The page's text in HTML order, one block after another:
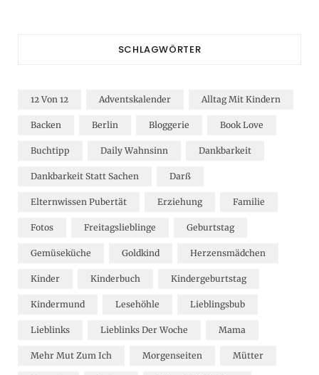
SCHLAGWÖRTER
12 Von 12 Adventskalender Alltag Mit Kindern
Backen Berlin Bloggerie Book Love
Buchtipp Daily Wahnsinn Dankbarkeit
Dankbarkeit Statt Sachen Darß
Elternwissen Pubertät Erziehung Familie
Fotos Freitagslieblinge Geburtstag
Gemüseküche Goldkind Herzensmädchen
Kinder Kinderbuch Kindergeburtstag
Kindermund Lesehöhle Lieblingsbub
Lieblinks Lieblinks Der Woche Mama
Mehr Mut Zum Ich Morgenseiten Mütter